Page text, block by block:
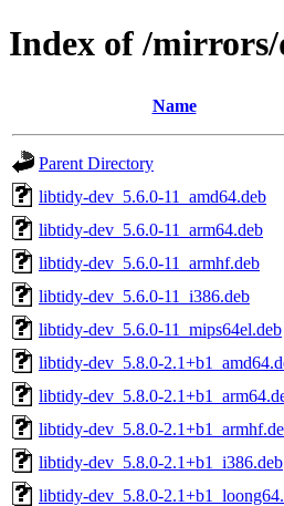
Index of /
Name
Parent Directory
libtidy-dev_5.6.0-11_amd64.deb
libtidy-dev_5.6.0-11_arm64.deb
libtidy-dev_5.6.0-11_armhf.deb
libtidy-dev_5.6.0-11_i386.deb
libtidy-dev_5.6.0-11_mips64el.deb
libtidy-dev_5.8.0-
libtidy-dev_5.8.0-
libtidy-dev_5.8.0-
libtidy-dev_5.8.0-2.1+b1_i386.deb
libtidy-dev_5.8.0-